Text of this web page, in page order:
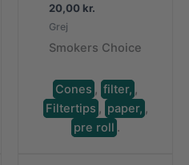
20,00 kr.
Grej
Smokers Choice
Cones , filter, ,
Filtertips , paper, ,
pre roll .